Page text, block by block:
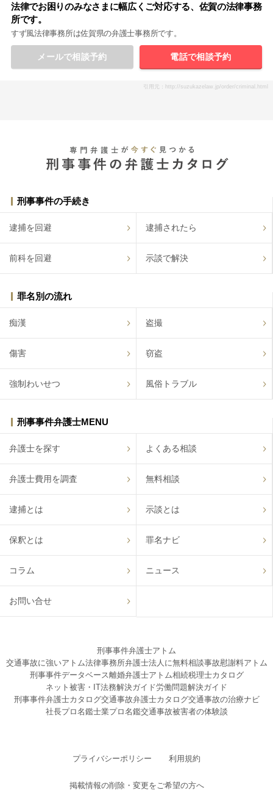
法律でお困りのみなさまに幅広くご対応する、佐賀の法律事務
所です。
すず風法律事務所は佐賀県の弁護士事務所です。
メールで相談予約 電話で相談予約
引用元：http://suzukazelaw.jp/order/criminal.html
刑事事件の手続き
逮捕を回避 逮捕されたら
前科を回避 示談で解決
罪名別の流れ
痴漢 盗撮
傷害 窃盗
強制わいせつ 風俗トラブル
刑事事件弁護士MENU
弁護士を探す よくある相談
弁護士費用を調査 無料相談
逮捕とは 示談とは
保釈とは 罪名ナビ
コラム ニュース
お問い合せ
刑事事件弁護士アトム
交通事故に強いアトム法律事務所弁護士法人に無料相談事故慰謝料アトム
刑事事件データベース離婚弁護士アトム相続税理士カタログ
ネット被害・IT法務解決ガイド労働問題解決ガイド
刑事事件弁護士カタログ交通事故弁護士カタログ交通事故の治療ナビ
社長プロ名鑑士業プロ名鑑交通事故被害者の体験談
プライバシーポリシー 利用規約
掲載情報の削除・変更をご希望の方へ